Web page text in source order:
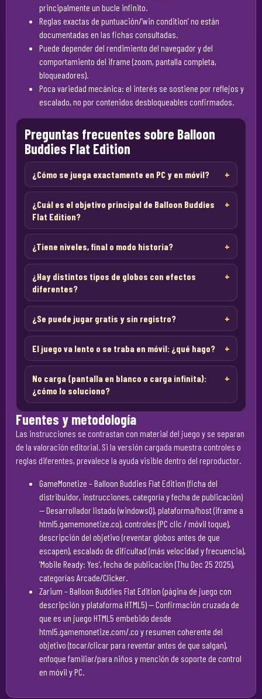
principalmente un bucle infinito.
Reglas exactas de puntuación/‘win condition’ no están
documentadas en las fichas consultadas.
Puede depender del rendimiento del navegador y del
comportamiento del iframe (zoom, pantalla completa,
bloqueadores).
Poca variedad mecánica: el interés se sostiene por reflejos y
escalado, no por contenidos desbloqueables confirmados.
Preguntas frecuentes sobre Balloon
Buddies Flat Edition
¿Cómo se juega exactamente en PC y en móvil?
¿Cuál es el objetivo principal de Balloon Buddies
Flat Edition?
¿Tiene niveles, final o modo historia?
¿Hay distintos tipos de globos con efectos
diferentes?
¿Se puede jugar gratis y sin registro?
El juego va lento o se traba en móvil: ¿qué hago?
No carga (pantalla en blanco o carga infinita):
¿cómo lo soluciono?
Fuentes y metodología
Las instrucciones se contrastan con material del juego y se separan
de la valoración editorial. Si la versión cargada muestra controles o
reglas diferentes, prevalece la ayuda visible dentro del reproductor.
GameMonetize – Balloon Buddies Flat Edition (ficha del
distribuidor, instrucciones, categoría y fecha de publicación)
— Desarrollador listado (windowsQ), plataforma/host (iframe a
html5.gamemonetize.co), controles (PC clic / móvil toque),
descripción del objetivo (reventar globos antes de que
escapen), escalado de dificultad (más velocidad y frecuencia),
‘Mobile Ready: Yes’, fecha de publicación (Thu Dec 25 2025),
categorías Arcade/Clicker.
Zarium – Balloon Buddies Flat Edition (página de juego con
descripción y plataforma HTML5)— Confirmación cruzada de
que es un juego HTML5 embebido desde
html5.gamemonetize.com/.co y resumen coherente del
objetivo (tocar/clicar para reventar antes de que salgan),
enfoque familiar/para niños y mención de soporte de control
en móvil y PC.